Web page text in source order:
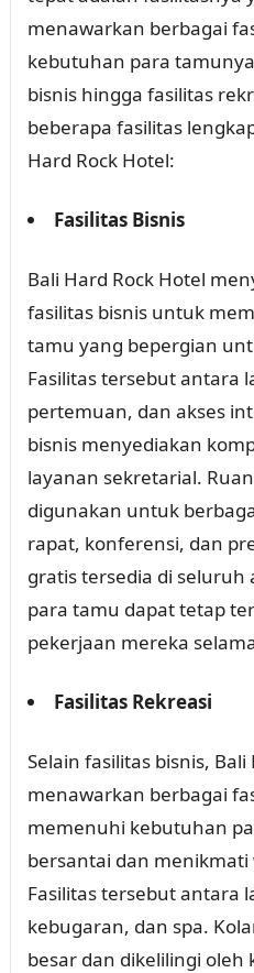
menawarkan berbagai
kebutuhan para
bisnis hingga fasilitas
beberapa fasilitas
Hard Rock Hotel:
Fasilitas Bisnis
Bali Hard Rock Hotel
fasilitas bisnis untuk
tamu yang bepergian
Fasilitas tersebut antara
pertemuan, dan akses
bisnis menyediakan
layanan sekretarial.
digunakan untuk
rapat, konferensi, dan
gratis tersedia di seluruh
para tamu dapat tetap
pekerjaan mereka
Fasilitas Rekreasi
Selain fasilitas bisnis,
menawarkan berbagai
memenuhi kebutuhan
bersantai dan
Fasilitas tersebut antara
kebugaran, dan spa.
besar dan dikelilingi oleh